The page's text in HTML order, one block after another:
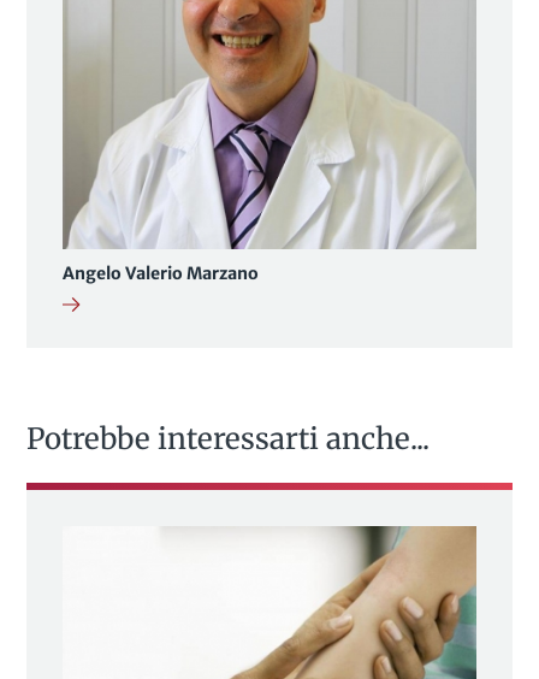
Angelo Valerio Marzano
Potrebbe interessarti anche...